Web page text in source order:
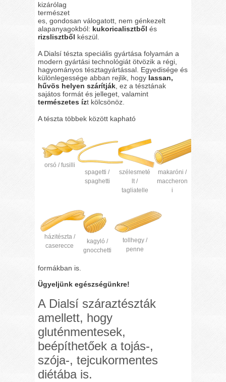
kizárólag
természet
es, gondosan válogatott, nem génkezelt
alapanyagokból: kukoricalisztből és
rizslisztből készül.
A Dialsí tészta speciális gyártása folyamán a
modern gyártási technológiát ötvözik a régi,
hagyományos tésztagyártással. Egyedisége és
különlegessége abban rejlik, hogy lassan,
hűvös helyen szárítják , ez a tésztának
sajátos formát és jelleget, valamint
természetes ízt kölcsönöz.
A tészta többek között kapható
orsó / fusilli
spagetti /
spaghetti
szélesmeté
lt /
tagliatelle
makaróni /
maccheron
i
házitészta /
caserecce
kagyló /
gnocchetti
tollhegy /
penne
formákban is.
Ügyeljünk egészségünkre!
A Dialsí száraztészták
amellett, hogy
gluténmentesek,
beépíthetőek a tojás-,
szója-, tejcukormentes
diétába is.